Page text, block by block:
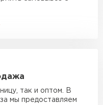
так и оптом. В
мы предоставляем